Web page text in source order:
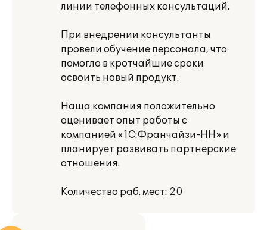
линии телефонных консультаций.
При внедрении консультанты
провели обучение персонала, что
помогло в кротчайшие сроки
освоить новый продукт.
Наша компания положительно
оценивает опыт работы с
компанией «1С:Франчайзи-НН» и
планирует развивать партнерские
отношения.
Количество раб. мест: 20